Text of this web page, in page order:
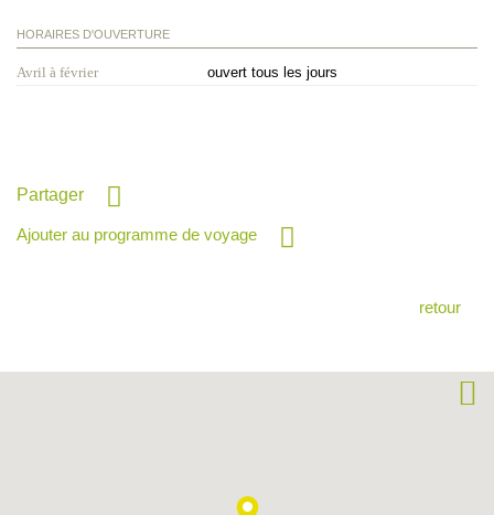
HORAIRES D'OUVERTURE
Avril à février ouvert tous les jours
Partager
Ajouter au programme de voyage
retour